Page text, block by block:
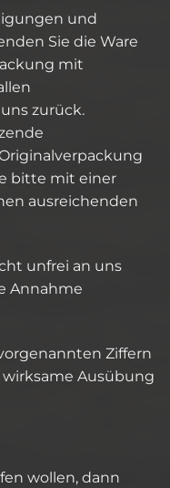
und
Sie die Ware
mit
zurück.
bitte mit einer
ausreichenden
unfrei an uns
Annahme
Ziffern
wirksame Ausübung
wollen, dann